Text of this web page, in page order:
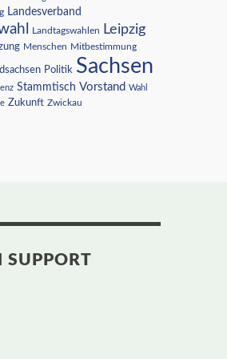
Landesverband
Landtagswahlen Leipzig
Menschen Mitbestimmung
Politik Sachsen
Stammtisch Vorstand Wahl
Zukunft Zwickau
SUPPORT